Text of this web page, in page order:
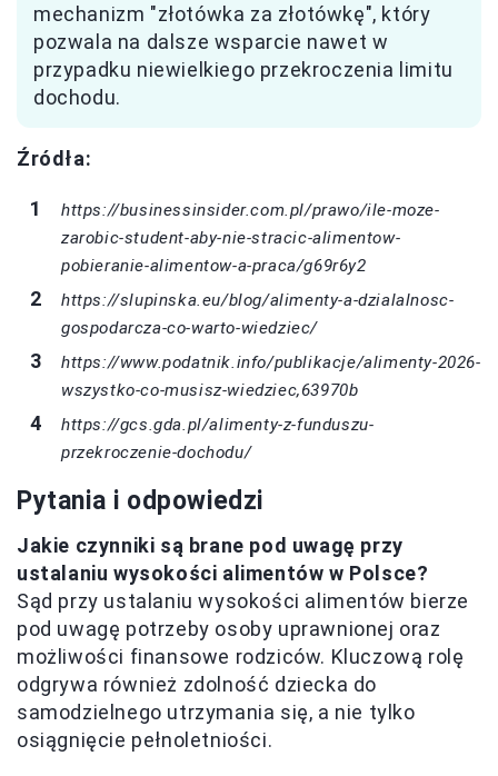
mechanizm "złotówka za złotówkę", który
pozwala na dalsze wsparcie nawet w
przypadku niewielkiego przekroczenia limitu
dochodu.
Źródła:
https://businessinsider.com.pl/prawo/ile-moze-
zarobic-student-aby-nie-stracic-alimentow-
pobieranie-alimentow-a-praca/g69r6y2
https://slupinska.eu/blog/alimenty-a-dzialalnosc-
gospodarcza-co-warto-wiedziec/
https://www.podatnik.info/publikacje/alimenty-2026-
wszystko-co-musisz-wiedziec,63970b
https://gcs.gda.pl/alimenty-z-funduszu-
przekroczenie-dochodu/
Pytania i odpowiedzi
Jakie czynniki są brane pod uwagę przy
ustalaniu wysokości alimentów w Polsce?
Sąd przy ustalaniu wysokości alimentów bierze
pod uwagę potrzeby osoby uprawnionej oraz
możliwości finansowe rodziców. Kluczową rolę
odgrywa również zdolność dziecka do
samodzielnego utrzymania się, a nie tylko
osiągnięcie pełnoletniości.